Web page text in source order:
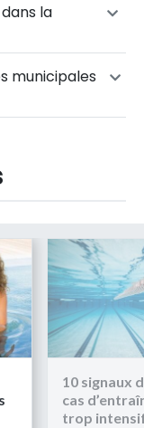
la
municipales
10 signaux
cas
trop